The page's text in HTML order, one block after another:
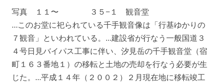
写真 １１〜 ３５−１ 観音堂
…このお堂に祀られている千手観音像は「行基ゆかりの
７観音」といわれている。…建設省が行なう一般国道３
４号日見バイパス工事に伴い、汐見岳の千手観音堂（宿
町１６３番地１）の移転と土地の売却を行なう必要が生
じた。…平成１４年（２００２）２月現在地に移転竣工